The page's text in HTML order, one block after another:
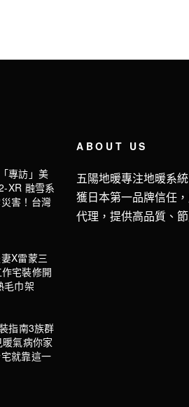
專訪」美
XR 融雪系
害！台灣
X雷蒙三
宅裝修開
毛巾架
指南3族群
氣病你家
就靠這一
ABOUT US
五陽地暖專注地暖系
獲日本第一品牌信任
代理，提供高品質、